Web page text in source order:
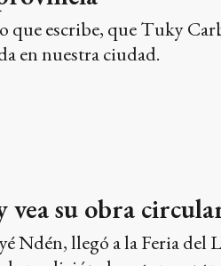
que escribe, que Tuky
en nuestra ciudad.
su obra
Ndén, llegó a la Feria